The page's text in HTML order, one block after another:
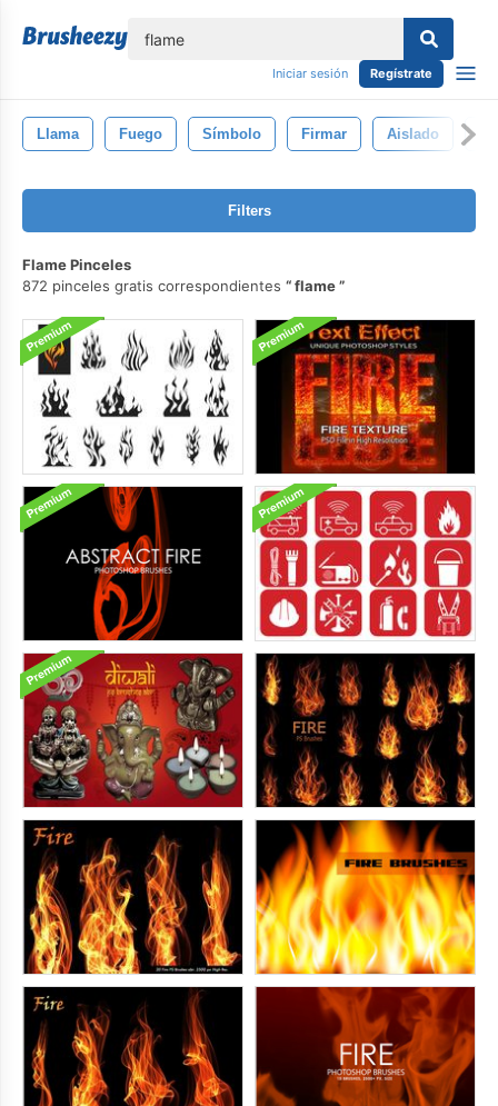
Iniciar sesión Regístrate
Llama Fuego Símbolo Firmar Aislado
Filters
Flame Pinceles
872 pinceles gratis correspondientes
flame